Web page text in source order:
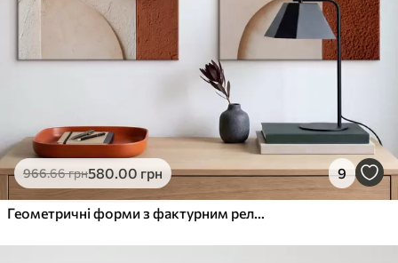
966.66грн580.00 грн 9
Геометричні форми з фактурним рельєфом